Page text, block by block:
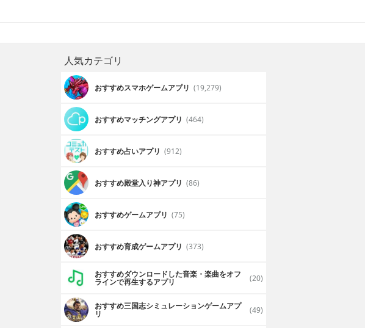
人気カテゴリ
おすすめスマホゲームアプリ (19,279)
おすすめマッチングアプリ (464)
おすすめ占いアプリ (912)
おすすめ殿堂入り神アプリ (86)
おすすめゲームアプリ (75)
おすすめ育成ゲームアプリ (373)
おすすめダウンロードした音楽・楽曲をオフ
ラインで再生するアプリ (20)
おすすめ三国志シミュレーションゲームアプ
リ (49)